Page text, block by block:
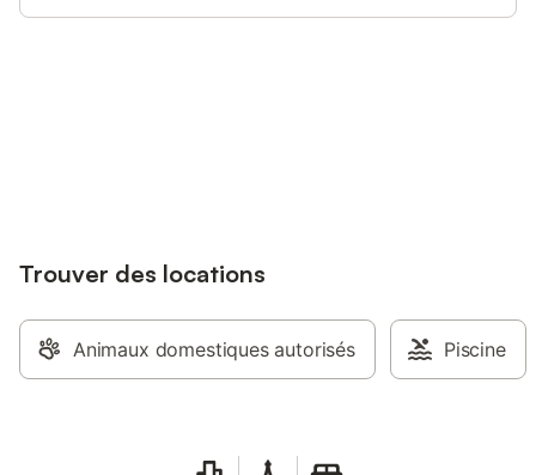
Trouver des locations
Animaux domestiques autorisés Piscine